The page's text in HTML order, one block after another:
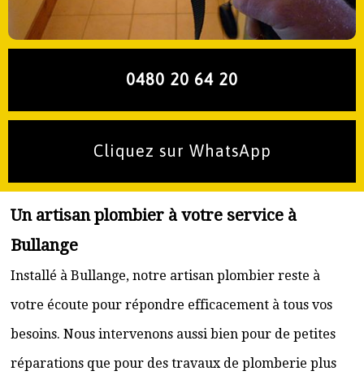
0480 20 64 20
Cliquez sur WhatsApp
Un artisan plombier à votre service à
Bullange
Installé à Bullange, notre artisan plombier reste à
votre écoute pour répondre efficacement à tous vos
besoins. Nous intervenons aussi bien pour de petites
réparations que pour des travaux de plomberie plus